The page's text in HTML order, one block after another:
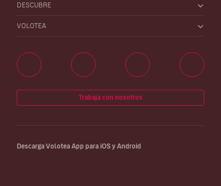
DESCUBRE
VOLOTEA
Trabaja con nosotros
Descarga Volotea App para iOS y Android